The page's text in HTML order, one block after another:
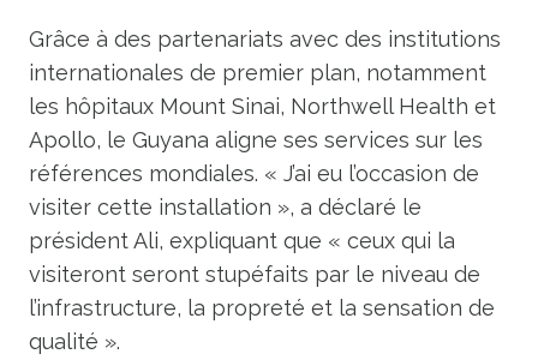
Grâce à des partenariats avec des institutions
internationales de premier plan, notamment
les hôpitaux Mount Sinai, Northwell Health et
Apollo, le Guyana aligne ses services sur les
références mondiales. « J’ai eu l’occasion de
visiter cette installation », a déclaré le
président Ali, expliquant que « ceux qui la
visiteront seront stupéfaits par le niveau de
l’infrastructure, la propreté et la sensation de
qualité ».